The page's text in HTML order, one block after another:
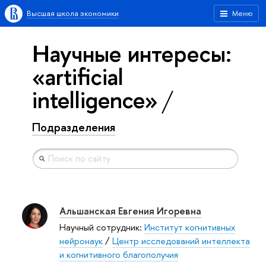
Меню
Высшая школа экономики
Научные интересы:
«artificial
intelligence»
Подразделения
Альшанская Евгения Игоревна
Научный сотрудник: Институт когнитивных
нейронаук/Центр исследований интеллекта
и когнитивного благополучия